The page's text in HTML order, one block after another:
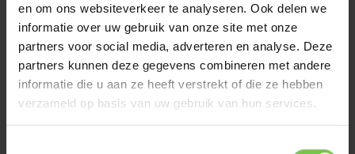
en om ons websiteverkeer te analyseren. Ook delen we
informatie over uw gebruik van onze site met onze
partners voor social media, adverteren en analyse. Deze
partners kunnen deze gegevens combineren met andere
informatie die u aan ze heeft verstrekt of die ze hebben
verzameld op basis van uw gebruik van hun services.
T.03 297 51 20
E.info@optimco.be
W.
RPR ANTWERPEN0862.475.005
FSMA0862.475.005